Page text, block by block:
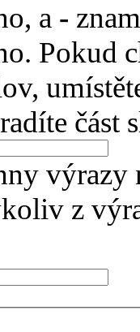
a -
Pokud
část
výrazy
z